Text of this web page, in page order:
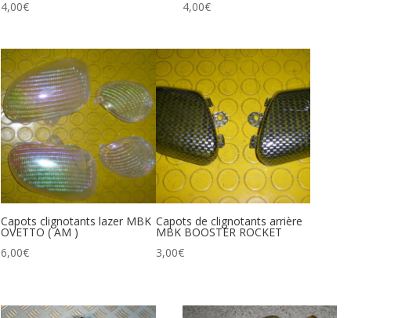
4,00€
4,00€
Capots clignotants lazer MBK
OVETTO ( AM )
6,00€
Capots de clignotants arrière
MBK BOOSTER ROCKET
3,00€